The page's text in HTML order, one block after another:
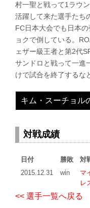
村一聖と戦って1ラウ
活躍して来た選手たち
FC日本大会でも日本
ョクで倒している。
ェザー級王者と第2代
サンドロと戦って一進
けで試合を終了するな
キム・スーチョル
対戦成績
日付 勝敗 対
2015.12.31
win
マ
レ
<< 選手一覧へ戻る